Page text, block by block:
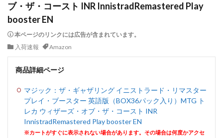
ブ・ザ・コースト INR InnistradRemastered Play
booster EN
本ページのリンクには広告が含まれています。
入荷速報
Amazon
商品詳細ページ
マジック：ザ・ギャザリング イニストラード・リマスター
プレイ・ブースター 英語版（BOX36パック入り）MTG ト
レカ ウィザーズ・オブ・ザ・コースト INR
InnistradRemastered Play booster EN
※カートがすぐに表示されない場合があります。その場合は何度かアクセ